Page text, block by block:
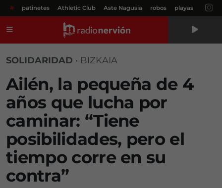
# patinetes Athletic Club Aste Nagusia robos playas
SOLIDARIDAD • BIZKAIA
Ailén, la pequeña de 4
años que lucha por
caminar: “Tiene
posibilidades, pero el
tiempo corre en su
contra”